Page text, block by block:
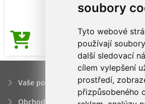
soubory
Tyto webové
používají
další sledovací
cílem vylepšení
prostředí,
přizpůsobeného
Vaše poptávka
Obchodní podmínky